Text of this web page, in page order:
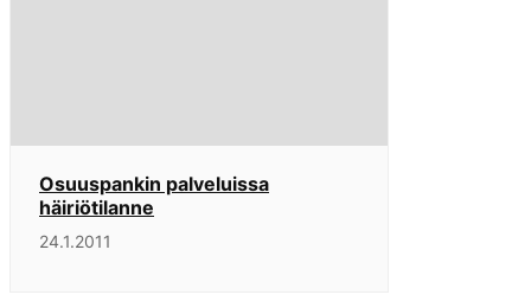
Osuuspankin palveluissa
häiriötilanne
24.1.2011